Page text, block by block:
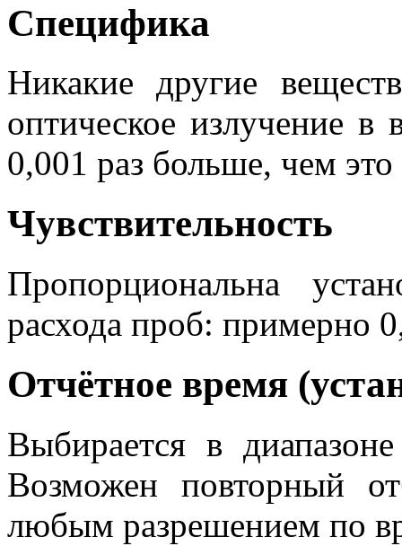
Специфика
Никакие другие
оптическое излучение
0,001 раз больше, чем это
Чувствительность
Пропорциональна
расхода проб: примерно
Отчётное время
Выбирается в
Возможен повторный
любым разрешением по